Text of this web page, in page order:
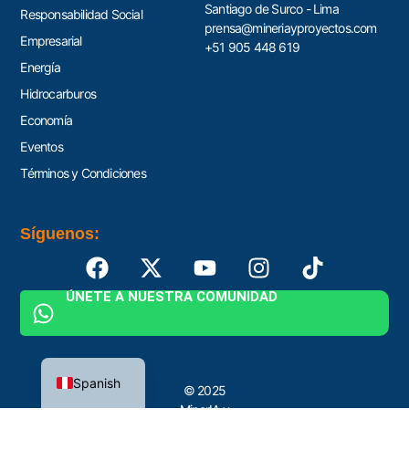
Responsabilidad Social
Empresarial
Energía
Hidrocarburos
Economía
Eventos
Términos y Condiciones
Santiago de Surco - Lima
prensa@mineriayproyectos.com
+51 905 448 619
Síguenos:
ÚNETE A NUESTRA COMUNIDAD
© 2025
MinerIA y
Spanish